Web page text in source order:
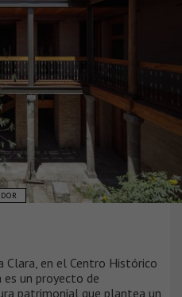
Clara, en el Centro Histórico
es un proyecto de
patrimonial que plantea un